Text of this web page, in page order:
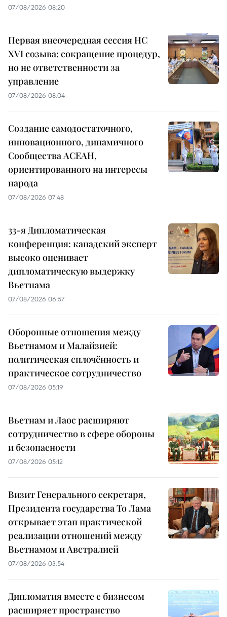
07/08/2026 08:20
Первая внеочередная сессия НС
XVI созыва: сокращение процедур,
но не ответственности за
управление
07/08/2026 08:04
Создание самодостаточного,
инновационного, динамичного
Сообщества АСЕАН,
ориентированного на интересы
народа
07/08/2026 07:48
33-я Дипломатическая
конференция: канадский эксперт
высоко оценивает
дипломатическую выдержку
Вьетнама
07/08/2026 06:57
Оборонные отношения между
Вьетнамом и Малайзией:
политическая сплочённость и
практическое сотрудничество
07/08/2026 05:19
Вьетнам и Лаос расширяют
сотрудничество в сфере обороны
и безопасности
07/08/2026 05:12
Визит Генерального секретаря,
Президента государства То Лама
открывает этап практической
реализации отношений между
Вьетнамом и Австралией
07/08/2026 03:54
Дипломатия вместе с бизнесом
расширяет пространство